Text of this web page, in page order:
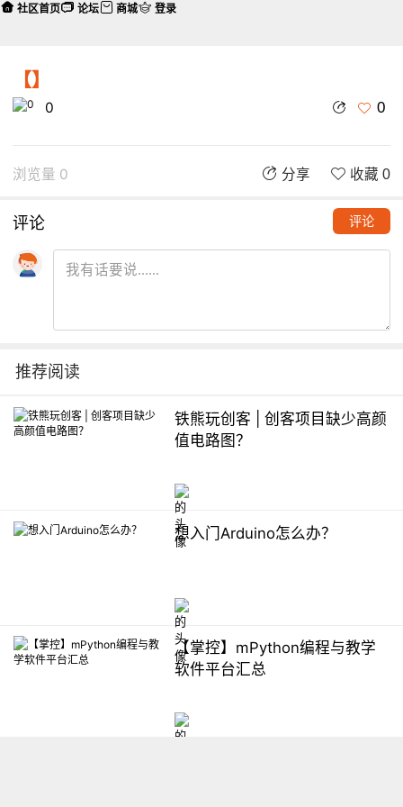
【】
0 0
浏览量 0 分享 收藏 0
评论 评论
推荐阅读
铁熊玩创客 | 创客项目缺少高颜
值电路图？
想入门Arduino怎么办？
【掌控】mPython编程与教学
软件平台汇总
社区首页 论坛 商城 登录